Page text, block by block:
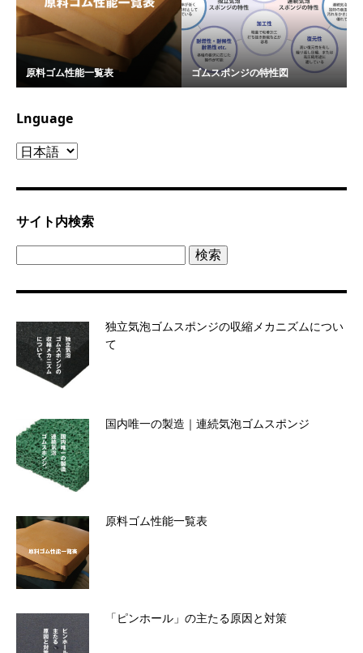
原料ゴム性能一覧表 ゴムスポンジの特性図
Lnguage
Lnguage
サイト内検索
独立気泡ゴムスポンジの収縮メカニズムについ
て
国内唯一の製造｜連続気泡ゴムスポンジ
原料ゴム性能一覧表
「ピンホール」の主たる原因と対策